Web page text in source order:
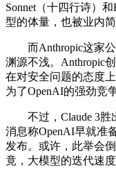
Sonnet（十四行诗）
型的体量，也被业内
而Anthropic这家公
渊源不浅。Anthropic
在对安全问题的态度
为了OpenAI的强劲竞
不过，Claude 3胜
消息称OpenAI早就准
发布。或许，此举会
竟，大模型的迭代速